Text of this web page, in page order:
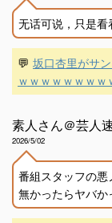
无话可说，只是看
💬 坂口杏里がサ
ｗｗｗｗｗｗｗｗ
素人さん＠芸人
2026/5/02
番組スタッフの
無かったらヤバ